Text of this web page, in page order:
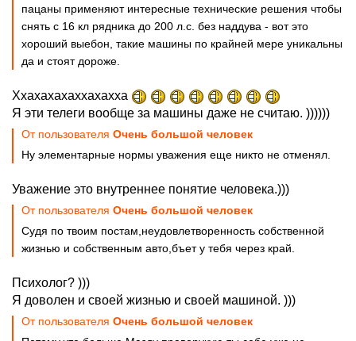
пацаны применяют интересные технические решения чтобы
снять с 16 кл рядника до 200 л.с. без наддува - вот это
хороший выебон, такие машины по крайней мере уникальны
да и стоят дороже.
Ххахахахаххахахха
Я эти телеги вообще за машины даже не считаю. ))))))
От пользователя Очень большой человек
Ну элементарные нормы уважения еще никто не отменял.
Уважение это внутреннее понятие человека.)))
От пользователя Очень большой человек
Судя по твоим постам,неудовлетворенность собственной
жизнью и собственным авто,бъет у тебя через край.
Психолог? )))
Я доволен и своей жизнью и своей машиной. )))
От пользователя Очень большой человек